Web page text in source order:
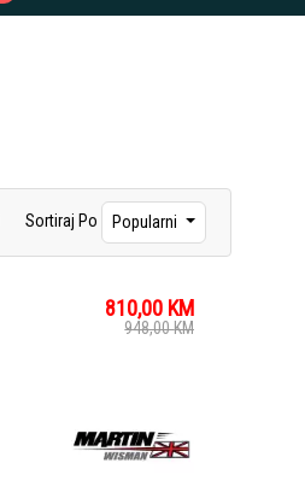
Sortiraj Po Popularni
810,00 KM
948,00KM